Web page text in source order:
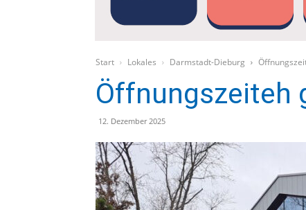
Start Lokales Darmstadt-Dieburg
Öffnungszeiteh
12. Dezember 2025